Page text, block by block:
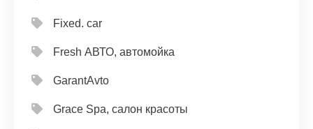
Fixed. car
Fresh АВТО, автомойка
GarantAvto
Grace Spa, салон красоты